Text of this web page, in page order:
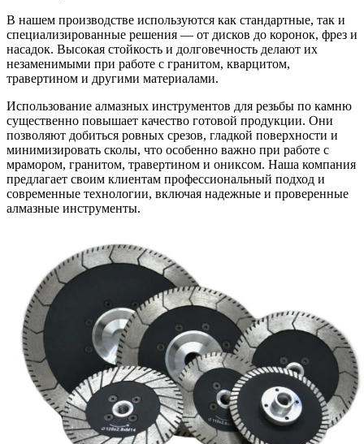
В нашем производстве используются как стандартные, так и
специализированные решения — от дисков до коронок, фрез и
насадок. Высокая стойкость и долговечность делают их
незаменимыми при работе с гранитом, кварцитом,
травертином и другими материалами.
Использование алмазных инструментов для резьбы по камню
существенно повышает качество готовой продукции. Они
позволяют добиться ровных срезов, гладкой поверхности и
минимизировать сколы, что особенно важно при работе с
мрамором, гранитом, травертином и ониксом. Наша компания
предлагает своим клиентам профессиональный подход и
современные технологии, включая надежные и проверенные
алмазные инструменты.